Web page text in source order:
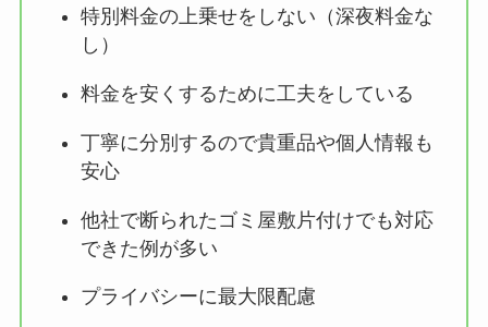
特別料金の上乗せをしない（深夜料金な
し）
料金を安くするために工夫をしている
丁寧に分別するので貴重品や個人情報も
安心
他社で断られたゴミ屋敷片付けでも対応
できた例が多い
プライバシーに最大限配慮